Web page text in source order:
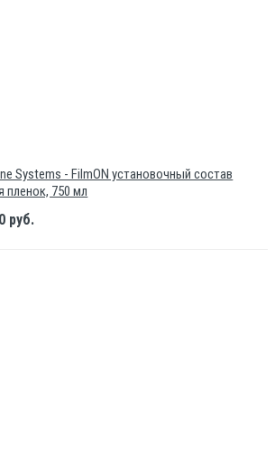
Systems - FilmON установочный состав
пленок, 750 мл
руб.